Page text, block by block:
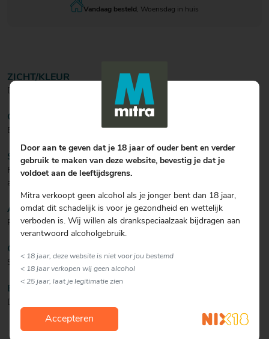
Vandaag besteld , Woensdag in huis
ZICHT/KLEUR
Donker geel bier met een stevige witte schuimkraag.
GEUR
Een vleugje citrus komt naar voren.
SMAAK
Friszuur en complex met tonen van wilde gist, noten en groene
appel.
AFDRONK
Redelijk korte maar stevige afdronk.
CULINAIR
Serveren bij een licht kruidig visrecept.
BIJZONDERHEDEN
Deze tripel vergist met wilde gisten (Brettanomyces).
Door aan te geven dat je 18 jaar of ouder bent en verder
gebruik te maken van deze website, bevestig je dat je
voldoet aan de leeftijdsgrens.
Mitra verkoopt geen alcohol als je jonger bent dan 18 jaar,
omdat dit schadelijk is voor je gezondheid en wettelijk
verboden is. Wij willen als drankspeciaalzaak bijdragen aan
verantwoord alcoholgebruik.
< 18 jaar, deze website is niet voor jou bestemd
< 18 jaar verkopen wij geen alcohol
< 25 jaar, laat je legitimatie zien
Accepteren